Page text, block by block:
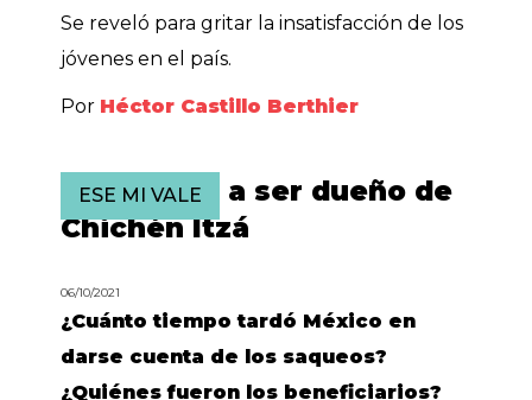
Se reveló para gritar la insatisfacción de los
jóvenes en el país.
Por Héctor Castillo Berthier
ESE MI VALE
Nada igual a ser dueño de
Chichén Itzá
06/10/2021
¿Cuánto tiempo tardó México en
darse cuenta de los saqueos?
¿Quiénes fueron los beneficiarios?